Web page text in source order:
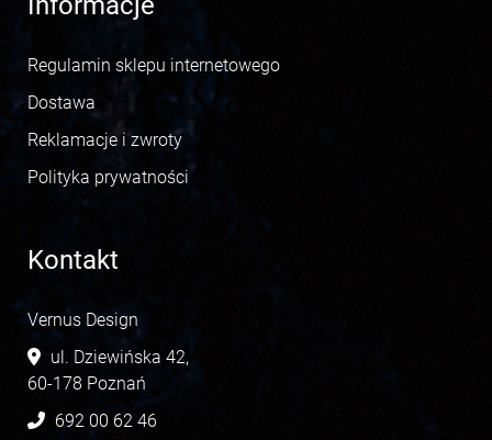
Regulamin sklepu internetowego
Dostawa
Reklamacje i zwroty
Polityka prywatności
Kontakt
Vernus Design
ul. Dziewińska 42,
60-178 Poznań
692 00 62 46